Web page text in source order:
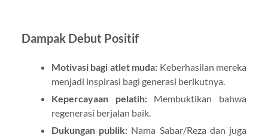
Dampak Debut Positif
Motivasi bagi atlet muda: Keberhasilan mereka
menjadi inspirasi bagi generasi berikutnya.
Kepercayaan pelatih:Membuktikan bahwa
regenerasi berjalan baik.
Dukungan publik: Nama Sabar/Reza dan juga